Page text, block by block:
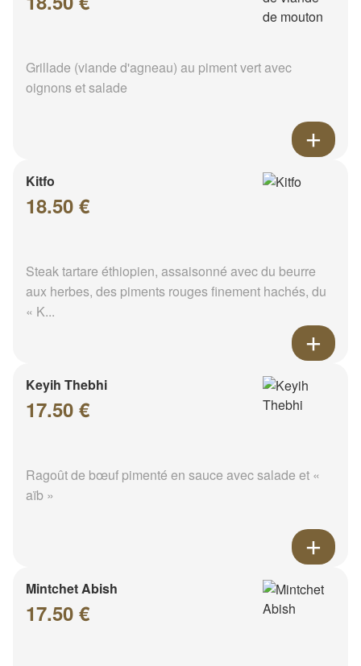
Grillade (viande d'agneau) au piment vert avec
oignons et salade
Kitfo
18.50 €
Steak tartare éthiopien, assaisonné avec du beurre
aux herbes, des piments rouges finement hachés, du
« K...
Keyih Thebhi
17.50 €
Ragoût de bœuf pimenté en sauce avec salade et «
aïb »
Mintchet Abish
17.50 €